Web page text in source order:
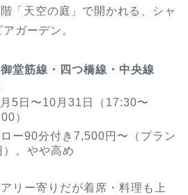
「天空の庭」で開かれる、シャ
ガーデン。
堂筋線・四つ橋線・中央線
5日〜10月31日（17:30〜
）
ロー90分付き7,500円〜（プラン
。やや高め
アリー寄りだが着席・料理も上